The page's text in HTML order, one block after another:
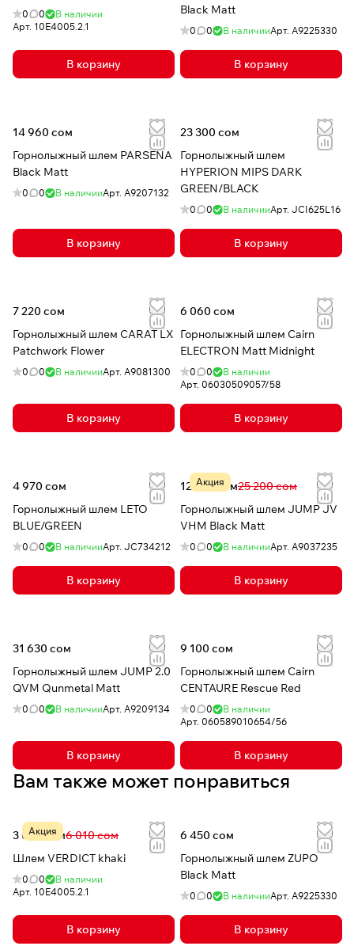
0 0
В наличии
Арт. 10E4005.2.1
В корзину
Black Matt
0 0 В наличииАрт. A9225330
В корзину
14 960 сом
Горнолыжный шлем PARSENA
Black Matt
0 0 В наличииАрт. A9207132
В корзину
23 300 сом
Горнолыжный шлем
HYPERION MIPS DARK
GREEN/BLACK
0 0 В наличииАрт. JCI625L16
В корзину
7 220 сом
Горнолыжный шлем CARAT LX
Patchwork Flower
0 0 В наличииАрт. A9081300
В корзину
6 060 сом
Горнолыжный шлем Cairn
ELECTRON Matt Midnight
0 0
В наличии
Арт. 06030509057/58
В корзину
4 970 сом
Горнолыжный шлем LETO
BLUE/GREEN
0 0 В наличииАрт. JC734212
В корзину
Акция
12 528 сом25 200 сом
Горнолыжный шлем JUMP JV
VHM Black Matt
0 0 В наличииАрт. A9037235
В корзину
31 630 сом
Горнолыжный шлем JUMP 2.0
QVM Qunmetal Matt
0 0 В наличииАрт. A9209134
В корзину
9 100 сом
Горнолыжный шлем Cairn
CENTAURE Rescue Red
0 0
В наличии
Арт. 060589010654/56
В корзину
Вам также может понравиться
Акция
3 083 сом6 010 сом
Шлем VERDICT khaki
0 0
В наличии
Арт. 10E4005.2.1
В корзину
6 450 сом
Горнолыжный шлем ZUPO
Black Matt
0 0 В наличииАрт. A9225330
В корзину